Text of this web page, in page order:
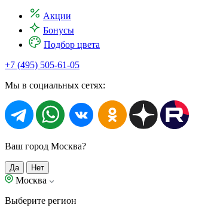
Акции
Бонусы
Подбор цвета
+7 (495) 505-61-05
Мы в социальных сетях:
Ваш город Москва?
Да Нет
Москва
Выберите регион